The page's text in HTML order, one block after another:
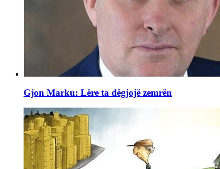
Gjon Marku: Lëre ta dëgjojë zemrën